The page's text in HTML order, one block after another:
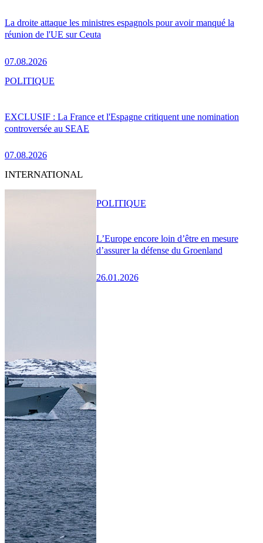
La droite attaque les ministres espagnols pour avoir manqué la
réunion de l'UE sur Ceuta
07.08.2026
EXCLUSIF : La France et l'Espagne critiquent une nomination
controversée au SEAE
07.08.2026
POLITIQUE
INTERNATIONAL
L’Europe encore loin d’être en mesure
d’assurer la défense du Groenland
26.01.2026
POLITIQUE